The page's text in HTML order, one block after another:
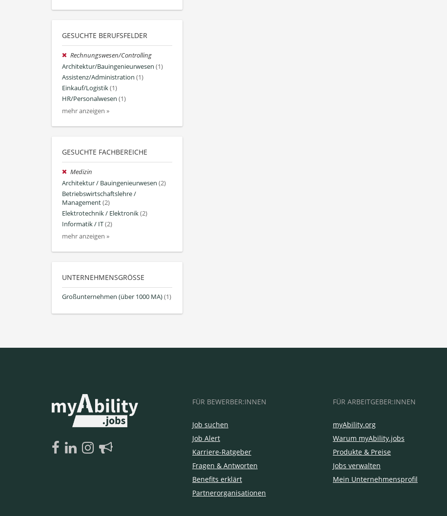
GESUCHTE BERUFSFELDER
Rechnungswesen/Controlling
Architektur/Bauingenieurwesen (1)
Assistenz/Administration (1)
Einkauf/Logistik(1)
HR/Personalwesen (1)
mehr anzeigen »
GESUCHTE FACHBEREICHE
Medizin
Architektur / Bauingenieurwesen (2)
Betriebswirtschaftslehre /
Management(2)
Elektrotechnik / Elektronik(2)
Informatik / IT(2)
mehr anzeigen »
UNTERNEHMENSGRÖSSE
Großunternehmen (über 1000 MA)(1)
FÜR BEWERBER:INNEN
Job suchen
Job Alert
Karriere-Ratgeber
Fragen & Antworten
Benefits erklärt
Partnerorganisationen
FÜR ARBEITGEBER:INNEN
myAbility.org
Warum myAbility.jobs
Produkte & Preise
Jobs verwalten
Mein Unternehmensprofil